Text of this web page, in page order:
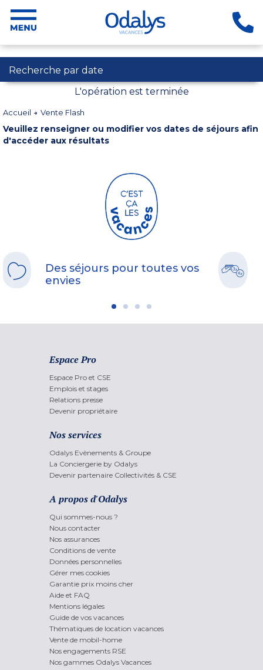
Recherche par date
L'opération est terminée
Accueil Vente Flash
Veuillez renseigner ou modifier vos dates de séjours afin
d'accéder aux résultats
Des séjours pour toutes vos
envies
Espace Pro
Espace Pro et CSE
Emplois et stages
Relations presse
Devenir propriétaire
Nos services
Odalys Evènements & Groupe
La Conciergerie by Odalys
Devenir partenaire Collectivités & CSE
A propos d'Odalys
Qui sommes-nous ?
Nous contacter
Nos assurances
Conditions de vente
Données personnelles
Gérer mes cookies
Garantie prix moins cher
Aide et FAQ
Mentions légales
Guide de vos vacances
Thématiques de location vacances
Vente de mobil-home
Nos engagements RSE
Nos gammes Odalys Vacances